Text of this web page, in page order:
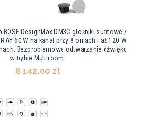
DesignMax DM3C głośniki sufitowe /
60 W na kanał przy 8 omach i aż 120 W
Bezproblemowe odtwarzanie dźwięku
w trybie Multiroom.
8 142,00 zł